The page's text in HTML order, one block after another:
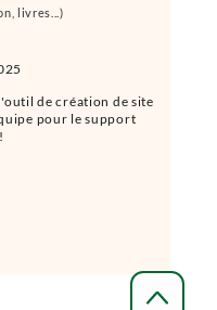
de création de site
pour le support
livres...)